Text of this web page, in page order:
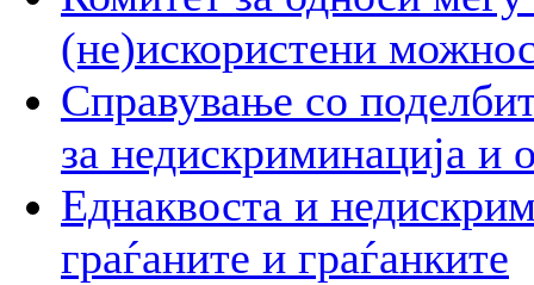
(не)искористени
Справување со
за недискриминација и
Еднаквоста и
граѓаните и граѓанките